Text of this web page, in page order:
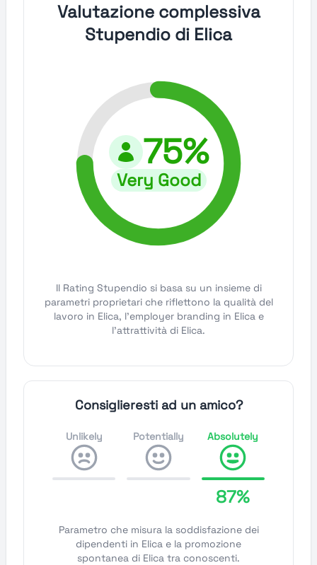
Valutazione complessiva
Stupendio di Elica
75%
Very Good
Il Rating Stupendio si basa su un insieme di
parametri proprietari che riflettono la qualità del
lavoro in Elica, l'employer branding in Elica e
l'attrattività di Elica.
Consiglieresti ad un amico?
Unlikely Potentially Absolutely
87%
Parametro che misura la soddisfazione dei
dipendenti in Elica e la promozione
spontanea di Elica tra conoscenti.